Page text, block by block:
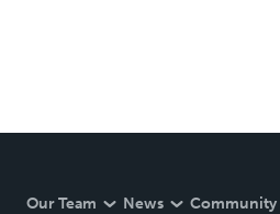
Our Team News Community